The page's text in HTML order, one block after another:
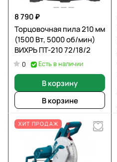
8 790 ₽
Торцовочная пила 210 мм
(1500 Вт, 5000 об/мин)
ВИХРЬ ПТ-210 72/18/2
0 Есть в наличии
В корзину
В корзине
ХИТ ПРОДАЖ